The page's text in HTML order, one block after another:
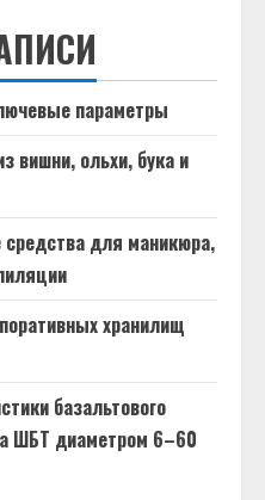
параметры
вишни, ольхи, бука и
для маникюра,
хранилищ
базальтового
ШБТ диаметром 6–60